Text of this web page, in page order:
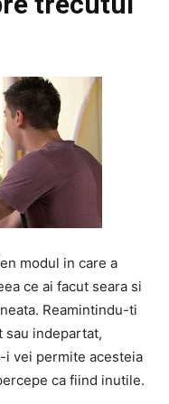
modul in care a
ce ai facut seara si
Reamintindu-ti
indepartat,
i vei permite acesteia
ca fiind inutile.